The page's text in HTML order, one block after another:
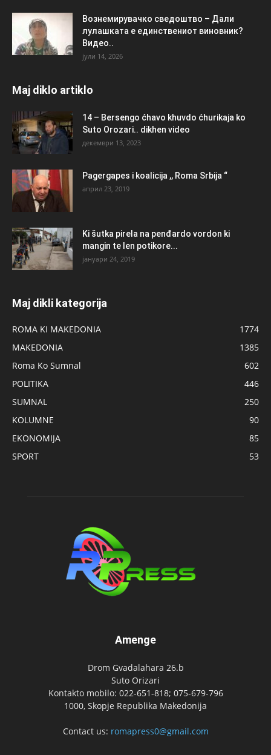
Вознемирувачко сведоштво – Дали
лулашката е единствениот виновник?
Видео..
јули 14, 2026
Maj diklo artiklo
14 – Bersengo ćhavo khuvdo ćhurikaja ko
Suto Orozari.. dikhen video
декември 13, 2023
Pagergapes i koalicija ,, Roma Srbija “
април 23, 2019
Ki šutka pirela na penđardo vordon ki
mangin te len potikore...
јануари 24, 2019
Maj dikli kategorija
ROMA KI MAKEDONIA
1774
MAKEDONIA
1385
Roma Ko Sumnal
602
POLITIKA
446
SUMNAL
250
KOLUMNE
90
EKONOMIJA
85
SPORT
53
Amenge
Drom Gvadalahara 26.b
Suto Orizari
Kontakto mobilo: 022-651-818; 075-679-796
1000, Skopje Republika Makedonija
Contact us: romapress0@gmail.com